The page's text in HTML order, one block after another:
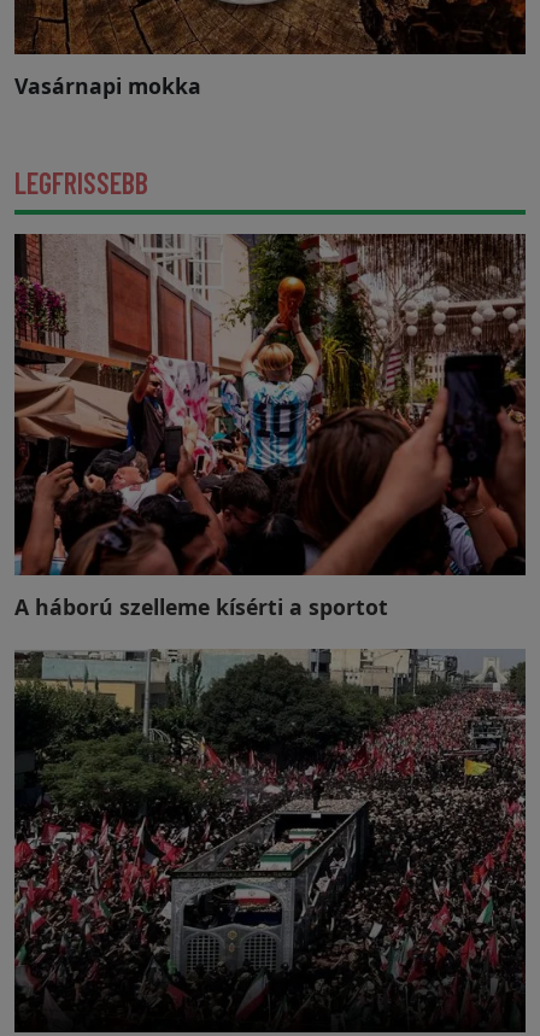
Vasárnapi mokka
LEGFRISSEBB
A háború szelleme kísérti a sportot